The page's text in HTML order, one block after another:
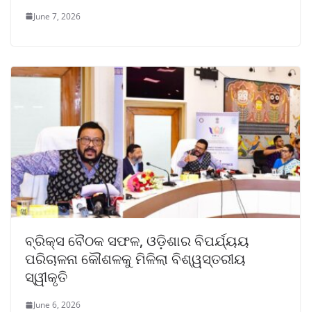
June 7, 2026
ବ୍ରିକ୍ସ ବୈଠକ ସଫଳ, ଓଡ଼ିଶାର ବିପର୍ଯ୍ୟୟ
ପରିଚାଳନା କୌଶଳକୁ ମିଳିଲା ବିଶ୍ୱସ୍ତରୀୟ
ସ୍ୱୀକୃତି
June 6, 2026